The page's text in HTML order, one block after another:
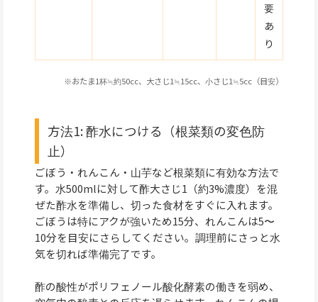
要
あ
り
※おたま1杯≒約50cc、大さじ1≒15cc、小さじ1≒5cc（目安）
方法1: 酢水につける（根菜類の変色防
止）
ごぼう・れんこん・山芋など根菜類に有効な方法で
す。水500mlに対して酢大さじ1（約3%濃度）を混
ぜた酢水を準備し、切った食材をすぐに入れます。
ごぼうは特にアクが強いため15分、れんこんは5〜
10分を目安にさらしてください。調理前にさっと水
気を切れば準備完了です。
酢の酸性がポリフェノール酸化酵素の働きを弱め、